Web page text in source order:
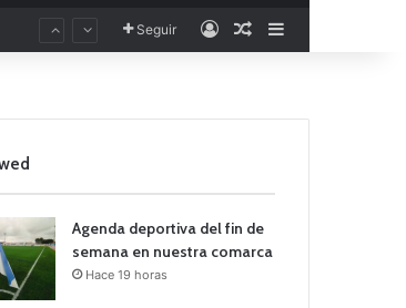
Seguir AccesoPublicación al
Agenda deportiva del fin de
semana en nuestra comarca
Hace 19 horas